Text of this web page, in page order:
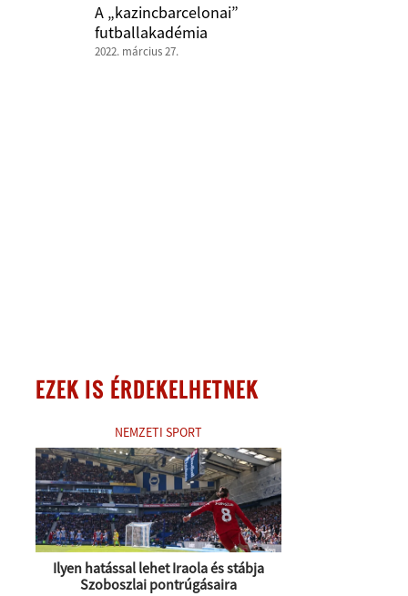
A „kazincbarcelonai”
futballakadémia
2022. március 27.
EZEK IS ÉRDEKELHETNEK
NEMZETI SPORT
Ilyen hatással lehet Iraola és stábja
Szoboszlai pontrúgásaira